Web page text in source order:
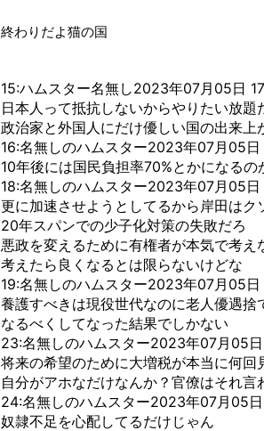
終わりだよ猫の国
15:ハムスター名無し2023年07月05日
日本人って抵抗しないからやりたい放題
政治家と外国人にだけ優しい国の出来上
16:名無しのハムスター2023年07月05
10年後には国民負担率70%とかになるの
18:名無しのハムスター2023年07月05
更に加速させようとしてるから岸田は
20年スパンでの少子化対策の失敗だろ
悪政を変えるために有権者が本気で考え
考えたら良くなるとは限らないけどな
19:名無しのハムスター2023年07月05日
養護すべきは現役世代なのに老人優遇捨
なるべくしてなった結果でしかない
23:名無しのハムスター2023年07月05
将来の希望のために大増税が本当に何回
自分がアホなだけなんか？官僚はそれ
24:名無しのハムスター2023年07月05
奴隷不足を心配してるだけじゃん